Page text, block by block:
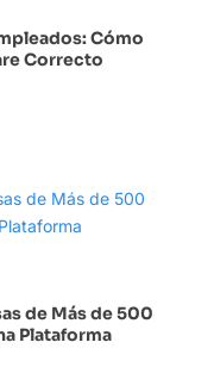
Cómo
Correcto
de Más de 500
Plataforma